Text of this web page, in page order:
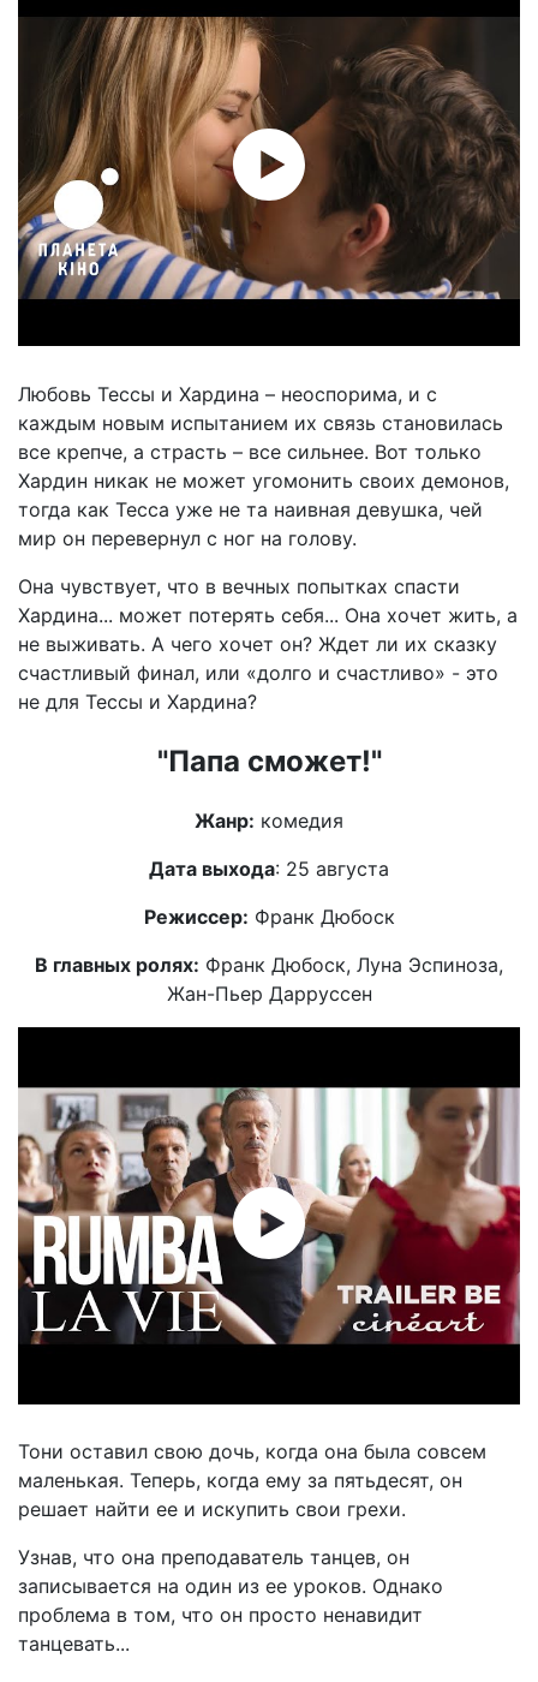
Любовь Тессы и Хардина – неоспорима, и с
каждым новым испытанием их связь становилась
все крепче, а страсть – все сильнее. Вот только
Хардин никак не может угомонить своих демонов,
тогда как Тесса уже не та наивная девушка, чей
мир он перевернул с ног на голову.
Она чувствует, что в вечных попытках спасти
Хардина... может потерять себя... Она хочет жить, а
не выживать. А чего хочет он? Ждет ли их сказку
счастливый финал, или «долго и счастливо» - это
не для Тессы и Хардина?
"Папа сможет!"
Жанр: комедия
Дата выхода: 25 августа
Режиссер: Франк Дюбоск
В главных ролях: Франк Дюбоск, Луна Эспиноза,
Жан-Пьер Дарруссен
Тони оставил свою дочь, когда она была совсем
маленькая. Теперь, когда ему за пятьдесят, он
решает найти ее и искупить свои грехи.
Узнав, что она преподаватель танцев, он
записывается на один из ее уроков. Однако
проблема в том, что он просто ненавидит
танцевать...